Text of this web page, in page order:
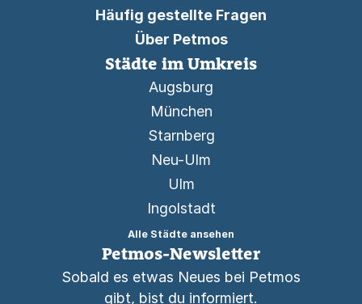
Häufig gestellte Fragen
Über Petmos
Städte im Umkreis
Augsburg
München
Starnberg
Neu-Ulm
Ulm
Ingolstadt
Alle Städte ansehen
Petmos-Newsletter
Sobald es etwas Neues bei Petmos
gibt, bist du informiert.